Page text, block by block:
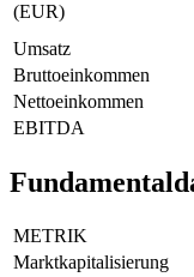
(EUR)
Umsatz
Bruttoeinkommen
Nettoeinkommen
EBITDA
METRIK
Marktkapitalisierung